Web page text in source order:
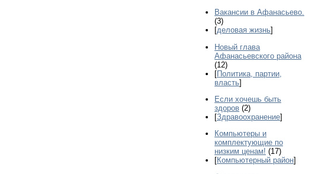
Вакансии в Афанасьево.
(3)
[деловая жизнь]
Новый глава
Афанасьевского района
(12)
[Политика, партии,
власть]
Если хочешь быть
здоров (2)
[Здравоохранение]
Компьютеры и
комплектующие по
низким ценам! (17)
[Компьютерный район]